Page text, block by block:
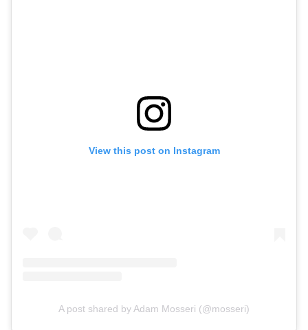
View this post on Instagram
A post shared by Adam Mosseri (@mosseri)